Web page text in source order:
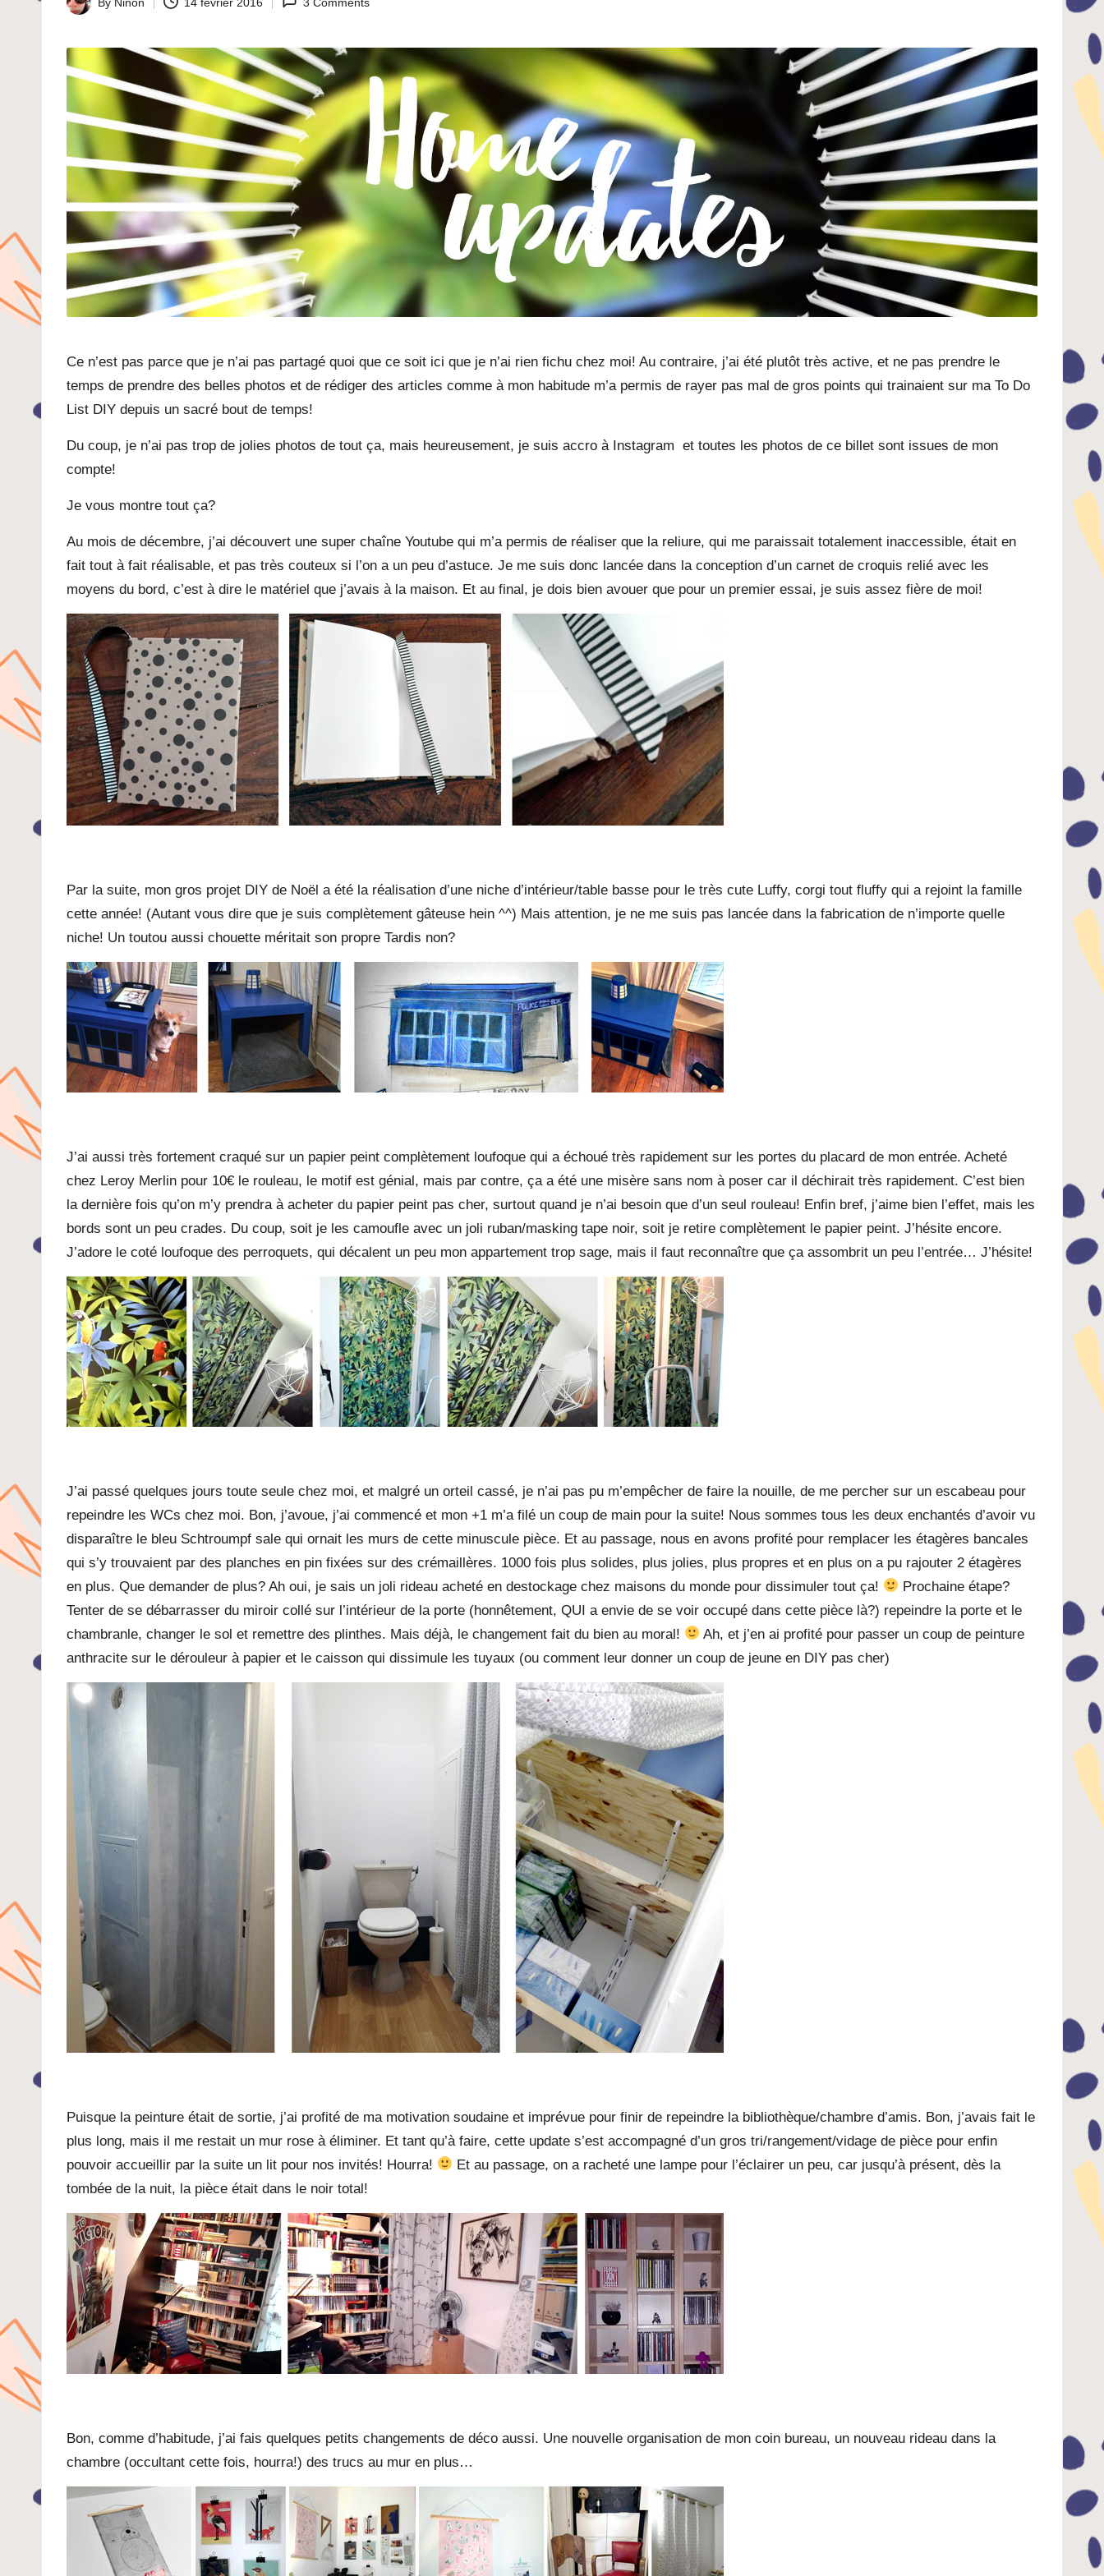
Posted
Ce n’est pas parce que je n’ai pas partagé quoi que ce soit ici que je n’ai rien fichu chez moi! Au contraire, j’ai été plutôt très active, et ne pas prendre le
temps de prendre des belles photos et de rédiger des articles comme à mon habitude m’a permis de rayer pas mal de gros points qui trainaient sur ma To Do
List DIY depuis un sacré bout de temps!
Du coup, je n’ai pas trop de jolies photos de tout ça, mais heureusement, je suis accro à Instagram et toutes les photos de ce billet sont issues de mon
compte!
Je vous montre tout ça?
Au mois de décembre, j’ai découvert une super chaîne Youtube qui m’a permis de réaliser que la reliure, qui me paraissait totalement inaccessible, était en
fait tout à fait réalisable, et pas très couteux si l’on a un peu d’astuce. Je me suis donc lancée dans la conception d’un carnet de croquis relié avec les
moyens du bord, c’est à dire le matériel que j’avais à la maison. Et au final, je dois bien avouer que pour un premier essai, je suis assez fière de moi!
Par la suite, mon gros projet DIY de Noël a été la réalisation d’une niche d’intérieur/table basse pour le très cute Luffy, corgi tout fluffy qui a rejoint la famille
cette année! (Autant vous dire que je suis complètement gâteuse hein ^^) Mais attention, je ne me suis pas lancée dans la fabrication de n’importe quelle
niche! Un toutou aussi chouette méritait son propre Tardis non?
J’ai aussi très fortement craqué sur un papier peint complètement loufoque qui a échoué très rapidement sur les portes du placard de mon entrée. Acheté
chez Leroy Merlin pour 10€ le rouleau, le motif est génial, mais par contre, ça a été une misère sans nom à poser car il déchirait très rapidement. C’est bien
la dernière fois qu’on m’y prendra à acheter du papier peint pas cher, surtout quand je n’ai besoin que d’un seul rouleau! Enfin bref, j’aime bien l’effet, mais les
bords sont un peu crades. Du coup, soit je les camoufle avec un joli ruban/masking tape noir, soit je retire complètement le papier peint. J’hésite encore.
J’adore le coté loufoque des perroquets, qui décalent un peu mon appartement trop sage, mais il faut reconnaître que ça assombrit un peu l’entrée… J’hésite!
J’ai passé quelques jours toute seule chez moi, et malgré un orteil cassé, je n’ai pas pu m’empêcher de faire la nouille, de me percher sur un escabeau pour
repeindre les WCs chez moi. Bon, j’avoue, j’ai commencé et mon +1 m’a filé un coup de main pour la suite! Nous sommes tous les deux enchantés d’avoir vu
disparaître le bleu Schtroumpf sale qui ornait les murs de cette minuscule pièce. Et au passage, nous en avons profité pour remplacer les étagères bancales
qui s’y trouvaient par des planches en pin fixées sur des crémaillères. 1000 fois plus solides, plus jolies, plus propres et en plus on a pu rajouter 2 étagères
en plus. Que demander de plus? Ah oui, je sais un joli rideau acheté en destockage chez maisons du monde pour dissimuler tout ça!
Prochaine étape?
Tenter de se débarrasser du miroir collé sur l’intérieur de la porte (honnêtement, QUI a envie de se voir occupé dans cette pièce là?) repeindre la porte et le
chambranle, changer le sol et remettre des plinthes. Mais déjà, le changement fait du bien au moral!
Ah, et j’en ai profité pour passer un coup de peinture
anthracite sur le dérouleur à papier et le caisson qui dissimule les tuyaux (ou comment leur donner un coup de jeune en DIY pas cher)
Puisque la peinture était de sortie, j’ai profité de ma motivation soudaine et imprévue pour finir de repeindre la bibliothèque/chambre d’amis. Bon, j’avais fait le
plus long, mais il me restait un mur rose à éliminer. Et tant qu’à faire, cette update s’est accompagné d’un gros tri/rangement/vidage de pièce pour enfin
pouvoir accueillir par la suite un lit pour nos invités! Hourra!
Et au passage, on a racheté une lampe pour l’éclairer un peu, car jusqu’à présent, dès la
tombée de la nuit, la pièce était dans le noir total!
Bon, comme d’habitude, j’ai fais quelques petits changements de déco aussi. Une nouvelle organisation de mon coin bureau, un nouveau rideau dans la
chambre (occultant cette fois, hourra!) des trucs au mur en plus…